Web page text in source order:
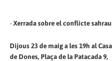
-Xerrada sobre el conflicte
Dijous 23 de maig a les 19h al
de Dones, Plaça de la Patacada 9,